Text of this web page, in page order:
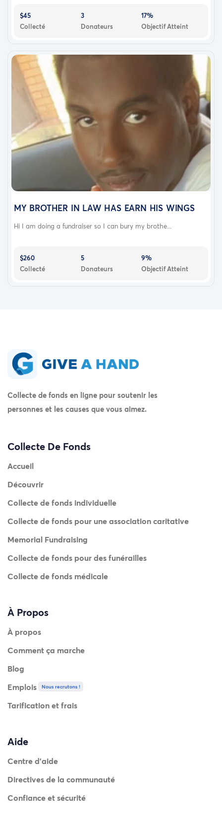
$45
Collecté
3
Donateurs
17%
Objectif Atteint
MY BROTHER IN LAW HAS EARN HIS WINGS
Hi I am doing a fundraiser so I can bury my brothe...
$260
Collecté
5
Donateurs
9%
Objectif Atteint
Collecte de fonds en ligne pour soutenir les
personnes et les causes que vous aimez.
Collecte De Fonds
Accueil
Découvrir
Collecte de fonds individuelle
Collecte de fonds pour une association caritative
Memorial Fundraising
Collecte de fonds pour des funérailles
Collecte de fonds médicale
À Propos
À propos
Comment ça marche
Blog
Emplois
Nous recrutons !
Tarification et frais
Aide
Centre d'aide
Directives de la communauté
Confiance et sécurité